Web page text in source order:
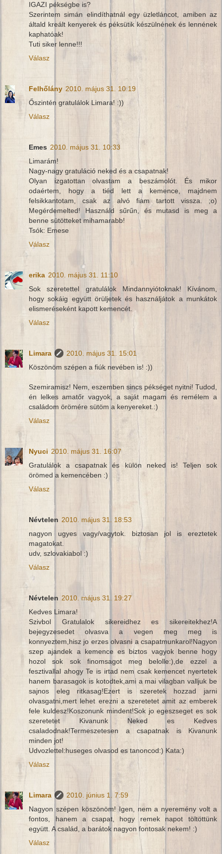
IGAZI pékségbe is?
Szerintem simán elindíthatnál egy üzletláncot, amiben az
általd kreált kenyerek és péksütik készülnének és lennének
kaphatóak!
Tuti siker lenne!!!
Válasz
Felhőlány 2010. május 31. 10:19
Őszintén gratulálok Limara! :))
Válasz
Emes 2010. május 31. 10:33
Limarám!
Nagy-nagy gratuláció neked és a csapatnak!
Olyan izgatottan olvastam a beszámolót. És mikor
odaértem, hogy a tiéd lett a kemence, majdnem
felsikkantotam, csak az alvó fiam tartott vissza. ;o)
Megérdemelted! Használd sűrűn, és mutasd is meg a
benne sütötteket mihamarabb!
Tsók: Emese
Válasz
erika 2010. május 31. 11:10
Sok szeretettel gratulálok Mindannyiótoknak! Kívánom,
hogy sokáig együtt örüljetek és használjátok a munkátok
elismeréseként kapott kemencét.
Válasz
Limara
2010. május 31. 15:01
Köszönöm szépen a fiúk nevében is! :))
Szemiramisz! Nem, eszemben sincs pékséget nyitni! Tudod,
én lelkes amatőr vagyok, a saját magam és remélem a
családom örömére sütöm a kenyereket.:)
Válasz
Nyuci 2010. május 31. 16:07
Gratulálok a csapatnak és külön neked is! Teljen sok
örömed a kemencében :)
Válasz
Névtelen 2010. május 31. 18:53
nagyon ugyes vagy/vagytok. biztosan jol is ereztetek
magatokat.
udv, szlovakiabol :)
Válasz
Névtelen 2010. május 31. 19:27
Kedves Limara!
Szivbol Gratulalok sikereidhez es sikereitekhez!A
bejegyzesedet olvasva a vegen meg meg is
konnyeztem,hisz jo erzes olvasni a csapatmunkarol!Nagyon
szep ajandek a kemence es biztos vagyok benne hogy
hozol sok sok finomsagot meg belolle:),de ezzel a
fesztivallal ahogy Te is irtad nem csak kemencet nyertetek
hanem barasagok is kotodtek,ami a mai vilagban valljuk be
sajnos eleg ritkasag!Ezert is szeretek hozzad jarni
olvasgatni,mert lehet erezni a szeretetet amit az emberek
fele kuldesz!Koszonunk mindent!Sok jo egeszseget es sok
szeretetet Kivanunk Neked es Kedves
csaladodnak!Termeszetesen a csapatnak is Kivanunk
minden jot!
Udvozlettel:huseges olvasod es tanoncod:) Kata:)
Válasz
Limara
2010. június 1. 7:59
Nagyon szépen köszönöm! Igen, nem a nyeremény volt a
fontos, hanem a csapat, hogy remek napot töltöttünk
együtt. A család, a barátok nagyon fontosak nekem! :)
Válasz